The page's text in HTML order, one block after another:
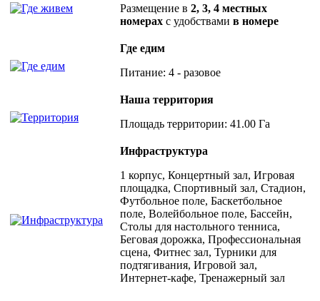
Размещение в 2, 3, 4 местных
номерах с удобствами в номере
Где едим
Питание: 4 - разовое
Наша территория
Площадь территории: 41.00 Га
Инфраструктура
1 корпус, Концертный зал, Игровая
площадка, Спортивный зал, Стадион,
Футбольное поле, Баскетбольное
поле, Волейбольное поле, Бассейн,
Столы для настольного тенниса,
Беговая дорожка, Профессиональная
сцена, Фитнес зал, Турники для
подтягивания, Игровой зал,
Интернет-кафе, Тренажерный зал